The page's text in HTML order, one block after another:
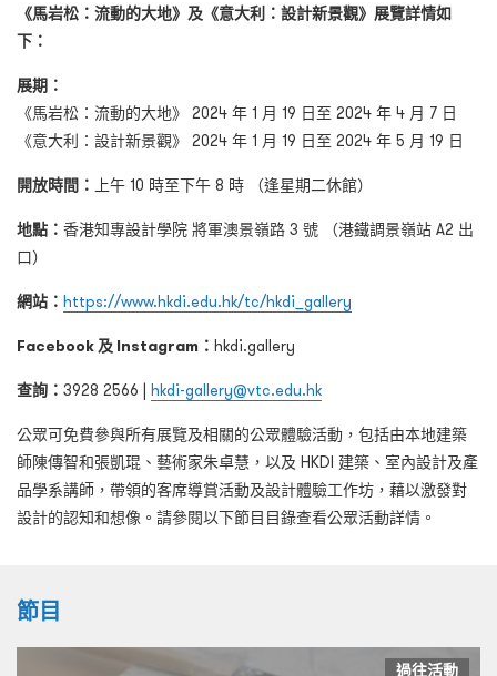
《馬岩松：流動的大地》及《意大利：設計新景觀》展覽詳情如
下：
展期：
《馬岩松：流動的大地》 2024 年 1 月 19 日至 2024 年 4 月 7 日
《意大利：設計新景觀》 2024 年 1 月 19 日至 2024 年 5 月 19 日
開放時間： 上午 10 時至下午 8 時 （逢星期二休館）
地點： 香港知專設計學院 將軍澳景嶺路 3 號 （港鐵調景嶺站 A2 出
口）
網站： https://www.hkdi.edu.hk/tc/hkdi_gallery
Facebook 及 Instagram： hkdi.gallery
查詢： 3928 2566 | hkdi-gallery@vtc.edu.hk
公眾可免費參與所有展覽及相關的公眾體驗活動，包括由本地建築
師陳傳智和張凱琨、藝術家朱卓慧，以及 HKDI 建築、室內設計及產
品學系講師，帶領的客席導賞活動及設計體驗工作坊，藉以激發對
設計的認知和想像。請參閱以下節目目錄查看公眾活動詳情。
節目
過往活動